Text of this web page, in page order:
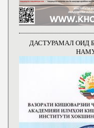
ДАСТУРАМАЛ ОИД